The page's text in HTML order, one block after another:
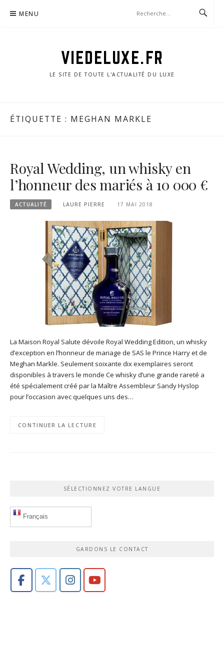
MENU
VIEDELUXE.FR
LE SITE DE TOUTE L'ACTUALITÉ DU LUXE
ÉTIQUETTE : MEGHAN MARKLE
Royal Wedding, un whisky en
l’honneur des mariés à 10 000 €
ACTUALITÉ LAURE PIERRE 17 MAI 2018
La Maison Royal Salute dévoile Royal Wedding Edition, un whisky
d’exception en l’honneur de mariage de SAS le Prince Harry et de
Meghan Markle. Seulement soixante dix exemplaires seront
disponibles à travers le monde Ce whisky d’une grande rareté a
été spécialement créé par la Maître Assembleur Sandy Hyslop
pour l’occasion avec quelques uns des…
CONTINUER LA LECTURE
SÉLECTIONNEZ VOTRE LANGUE
Français
GARDONS LE CONTACT